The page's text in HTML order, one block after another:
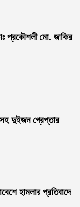
প্রকৌশলী মো. জাকির
দুইজন গ্রেপ্তার
হামলার প্রতিবাদে